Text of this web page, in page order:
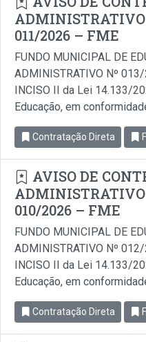
ADMINISTRATIVO
011/2026 – FME
FUNDO MUNICIPAL DE
ADMINISTRATIVO Nº
INCISO II da Lei 14.133/
Educação, em
Contratação Direta
AVISO DE
ADMINISTRATIVO
010/2026 – FME
FUNDO MUNICIPAL DE
ADMINISTRATIVO Nº
INCISO II da Lei 14.133/
Educação, em
Contratação Direta